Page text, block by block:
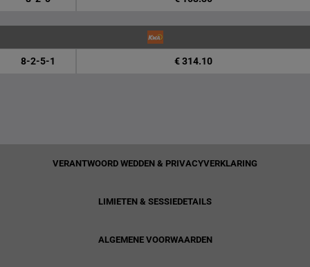
8-2-5-1 € 314.10
VERANTWOORD WEDDEN & PRIVACYVERKLARING
LIMIETEN & SESSIEDETAILS
ALGEMENE VOORWAARDEN